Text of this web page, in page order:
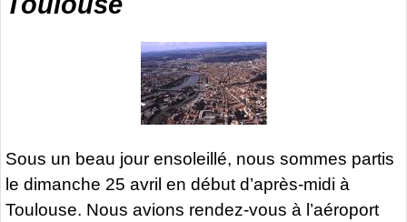
Sous un beau jour ensoleillé, nous sommes partis
le dimanche 25 avril en début d’après-midi à
Toulouse. Nous avions rendez-vous à l’aéroport